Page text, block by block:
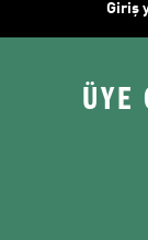
Giriş
ÜYE